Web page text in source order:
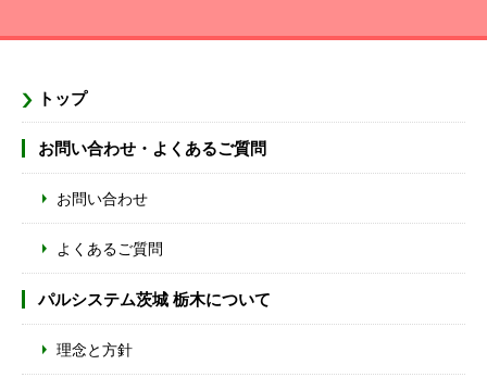
トップ
お問い合わせ・よくあるご質問
お問い合わせ
よくあるご質問
パルシステム茨城 栃木について
理念と方針